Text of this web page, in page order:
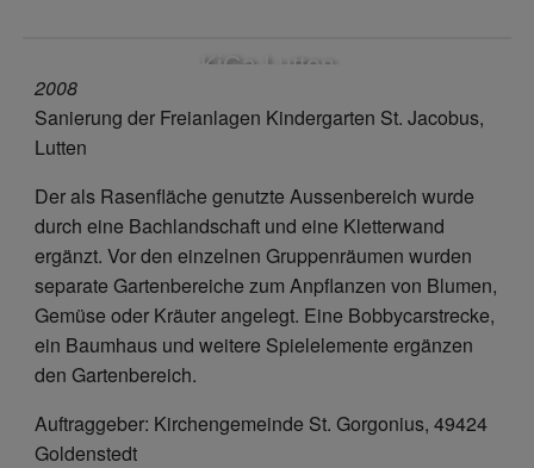
KiGa Lutten
2008
Sanierung der Freianlagen Kindergarten St. Jacobus,
Lutten
Der als Rasenfläche genutzte Aussenbereich wurde
durch eine Bachlandschaft und eine Kletterwand
ergänzt. Vor den einzelnen Gruppenräumen wurden
separate Gartenbereiche zum Anpflanzen von Blumen,
Gemüse oder Kräuter angelegt. Eine Bobbycarstrecke,
ein Baumhaus und weitere Spielelemente ergänzen
den Gartenbereich.
Auftraggeber: Kirchengemeinde St. Gorgonius, 49424
Goldenstedt